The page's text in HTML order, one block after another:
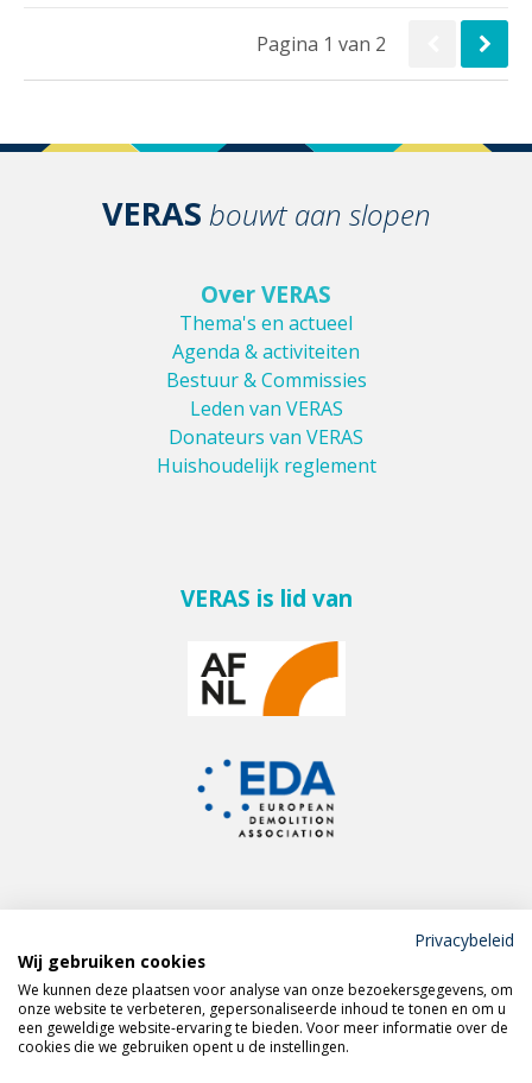
Pagina 1 van 2
VERAS bouwt aan slopen
Over VERAS
Thema's en actueel
Agenda & activiteiten
Bestuur & Commissies
Leden van VERAS
Donateurs van VERAS
Huishoudelijk reglement
VERAS is lid van
Meld je aan voor de
VERAS nieuwsbrief
Volg VERAS op
Privacybeleid
Wij gebruiken cookies
We kunnen deze plaatsen voor analyse van onze bezoekersgegevens, om
onze website te verbeteren, gepersonaliseerde inhoud te tonen en om u
een geweldige website-ervaring te bieden. Voor meer informatie over de
cookies die we gebruiken opent u de instellingen.